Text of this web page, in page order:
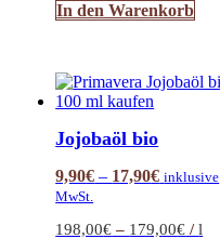
In den Warenkorb
Jojobaöl bio
9,90€ – 17,90€ inklusive
MwSt.
198,00€ – 179,00€ /l